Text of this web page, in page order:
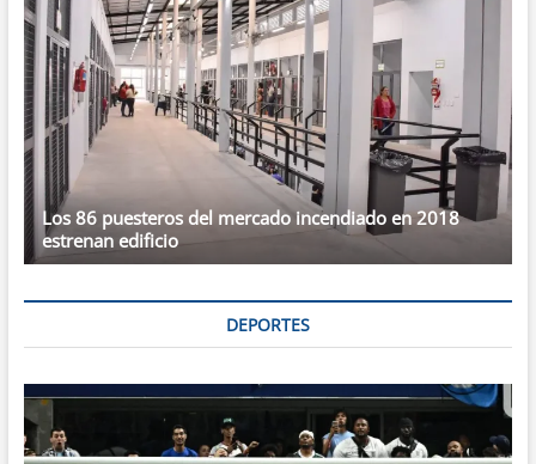
Los 86 puesteros del mercado incendiado en 2018
estrenan edificio
DEPORTES